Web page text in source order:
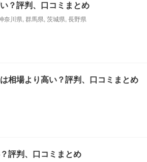
？評判、口コミまとめ
奈川県, 群馬県, 茨城県, 長野県
相場より高い？評判、口コミまとめ
評判、口コミまとめ